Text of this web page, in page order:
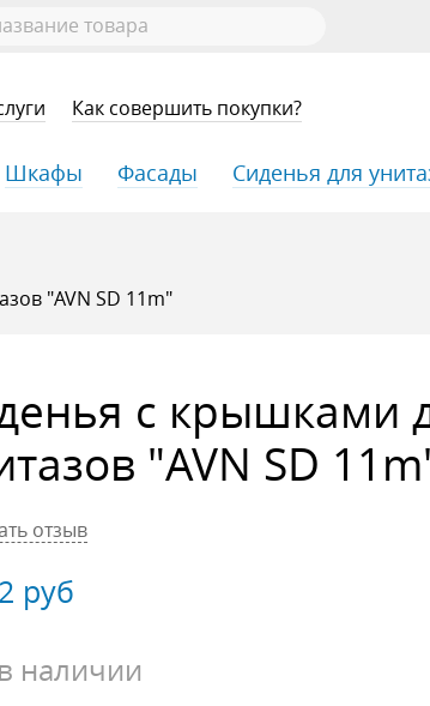
Как совершить покупки?
Шкафы Фасады Сиденья для
"AVN SD 11m"
с крышками
"AVN SD
отзыв
руб
наличии